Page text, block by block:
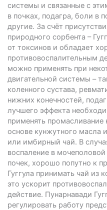
системы и связанные с
в почках, подагра, боли в
другие. За счёт
природного сорбента –
от токсинов и обладает
противовоспалительным
можно применять при
двигательной системы –
коленного сустава,
нижних конечностей,
лучшего эффекта
применять промасливание
основе кунжутного масла
или имбирный чай. В
воспаление в
почек, хорошо попутно к
Гуггула принимать чай из
это ускорит
действие. Пунарнавади
регулировать работу